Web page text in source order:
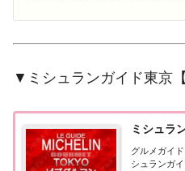
▼ミシュランガイド東京
ミシュラ
グルメガイ
シュランガ